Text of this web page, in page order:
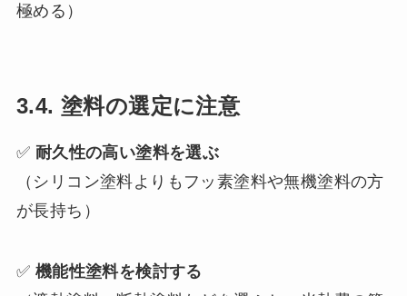
極める）
3.4. 塗料の選定に注意
✅ 耐久性の高い塗料を選ぶ
（シリコン塗料よりもフッ素塗料や無機塗料の方
が長持ち）
✅ 機能性塗料を検討する